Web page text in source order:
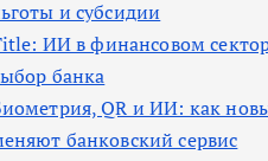
и субсидии
ИИ в финансовом
банка
QR и ИИ: как
банковский сервис